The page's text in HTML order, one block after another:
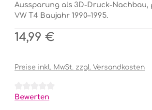
Aussparung als 3D-Druck-Nachbau,
VW T4 Baujahr 1990–1995.
Regulärer Preis:
14,99 €
Preise inkl. MwSt. zzgl. Versandkosten
Durchschnittliche Bewertung von 0
Bewerten